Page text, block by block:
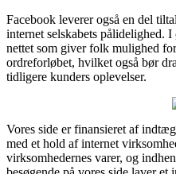
Facebook leverer også en del
internet selskabets pålidelighed.
nettet som giver folk mulighed
ordreforløbet, hvilket også bør
tidligere kunders oplevelser.
Vores side er finansieret af
med et hold af internet
virksomhedernes varer, og